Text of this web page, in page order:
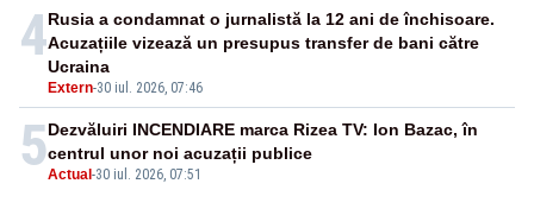
4
Extern-30 iul. 2026, 07:46
Rusia a condamnat o jurnalistă la 12 ani de închisoare.
Acuzațiile vizează un presupus transfer de bani către
Ucraina
5Actual -30 iul. 2026, 07:51
Dezvăluiri INCENDIARE marca Rizea TV: Ion Bazac, în
centrul unor noi acuzații publice